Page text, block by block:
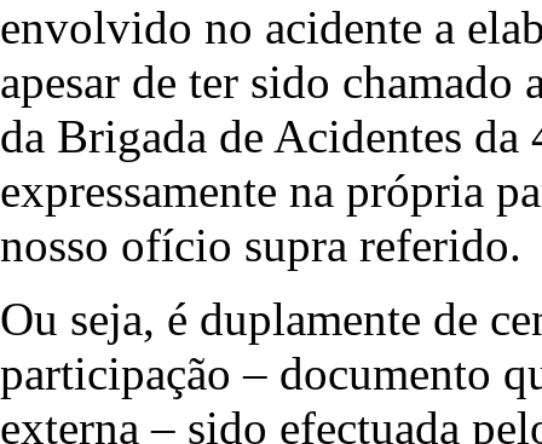
envolvido no acidente a
apesar de ter sido
da Brigada de Acidentes
expressamente na própria
nosso ofício supra referido.
Ou seja, é duplamente de
participação – documento
externa – sido efectuada